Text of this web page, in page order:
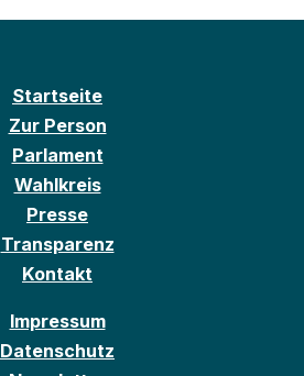
Startseite
Zur Person
Parlament
Wahlkreis
Presse
Transparenz
Kontakt
Impressum
Datenschutz